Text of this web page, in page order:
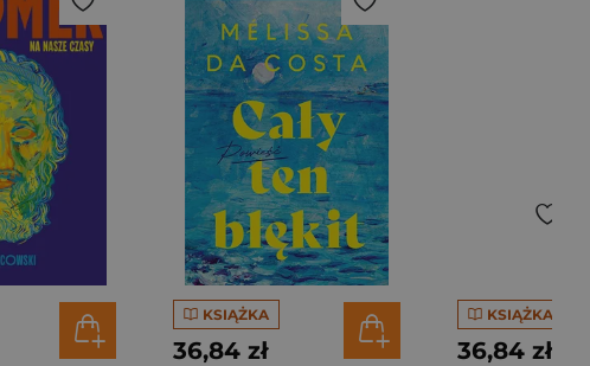
KSIĄŻKA
36,84 zł
KSIĄŻKA
36,84 zł